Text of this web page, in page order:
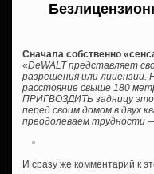
Сначала собственно
«DeWALT представляет
разрешения или
расстояние свыше 180
ПРИГВОЗДИТЬ задницу
перед своим домом в двух
преодолеваем трудности
И сразу же комментарий к